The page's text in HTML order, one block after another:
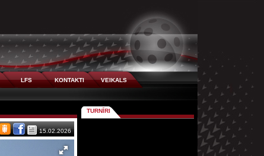
LFS KONTAKTI
VEIKALS
15.02.2026
TURNĪRI